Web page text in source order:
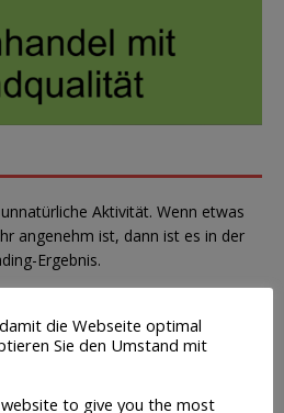
Aktivität. Wenn etwas
angenehm ist, dann ist es in der
Ergebnis.
die Webseite optimal
Sie den Umstand mit
to give you the most